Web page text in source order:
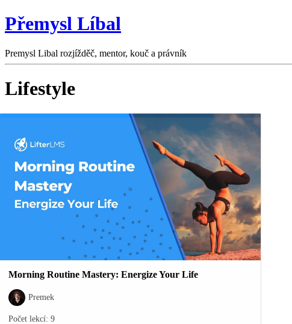
Přemysl Líbal
Premysl Libal rozjížděč, mentor, kouč a právník
Lifestyle
Morning Routine Mastery: Energize Your Life
Premek
Počet lekcí: 9